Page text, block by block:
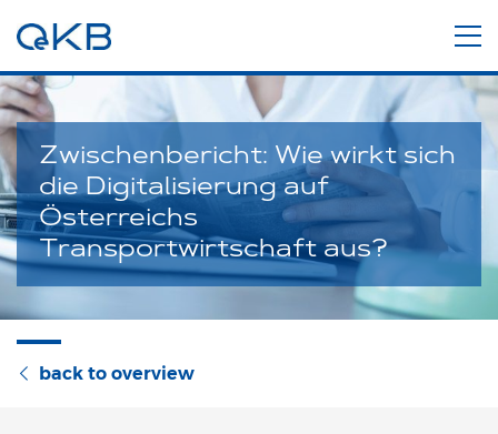
Zwischenbericht: Wie wirkt sich
die Digitalisierung auf
Österreichs
Transportwirtschaft aus?
back to overview